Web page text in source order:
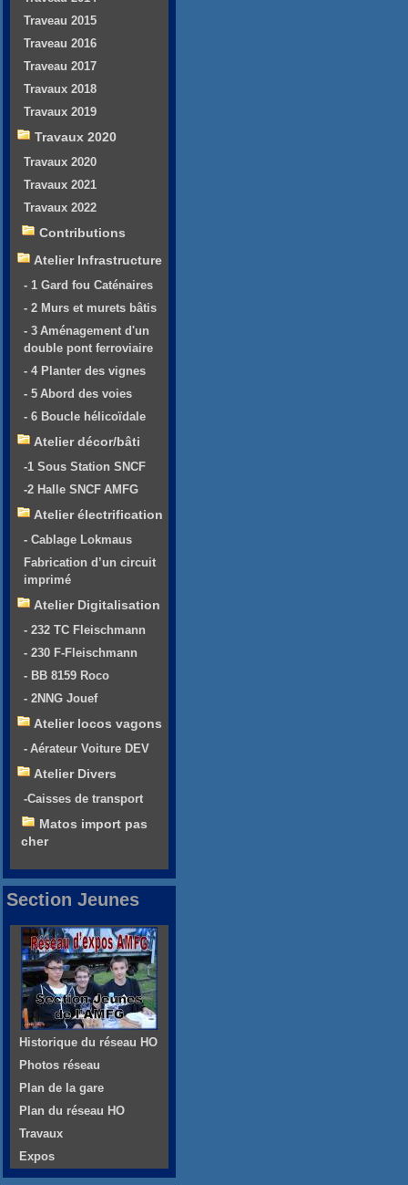
Traveau 2015
Traveau 2016
Traveau 2017
Travaux 2018
Travaux 2019
Travaux 2020
Travaux 2020
Travaux 2021
Travaux 2022
Contributions
Atelier Infrastructure
- 1 Gard fou Caténaires
- 2 Murs et murets bâtis
- 3 Aménagement d'un
double pont ferroviaire
- 4 Planter des vignes
- 5 Abord des voies
- 6 Boucle hélicoïdale
Atelier décor/bâti
-1 Sous Station SNCF
-2 Halle SNCF AMFG
Atelier électrification
- Cablage Lokmaus
Fabrication d’un circuit
imprimé
Atelier Digitalisation
- 232 TC Fleischmann
- 230 F-Fleischmann
- BB 8159 Roco
- 2NNG Jouef
Atelier locos vagons
- Aérateur Voiture DEV
Atelier Divers
-Caisses de transport
Matos import pas
cher
Section Jeunes
Historique du réseau HO
Photos réseau
Plan de la gare
Plan du réseau HO
Travaux
Expos